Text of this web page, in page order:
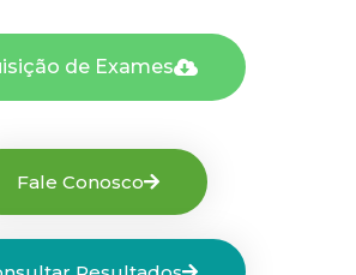
de Exames
Fale Conosco